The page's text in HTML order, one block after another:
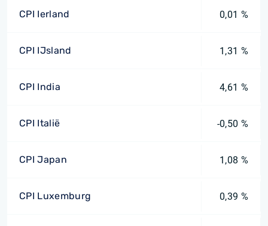
CPI Ierland 0,01 %
CPI IJsland 1,31 %
CPI India 4,61 %
CPI Italië -0,50 %
CPI Japan 1,08 %
CPI Luxemburg 0,39 %